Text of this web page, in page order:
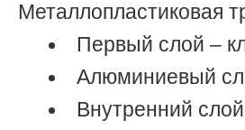
Металлопластиковая
Первый слой –
Алюминиевый
Внутренний